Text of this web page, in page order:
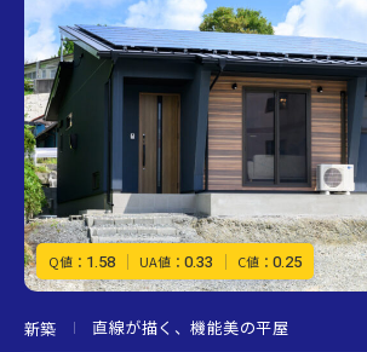
Q値： 1.58 UA値： 0.33 C値： 0.25
新築 直線が描く、機能美の平屋